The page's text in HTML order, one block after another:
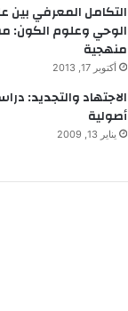
التكامل المعرفي بين
الوحي وعلوم الكون:
منهجية
أكتوبر 17, 2013
الاجتهاد والتجديد:
أصولية
يناير 13, 2009